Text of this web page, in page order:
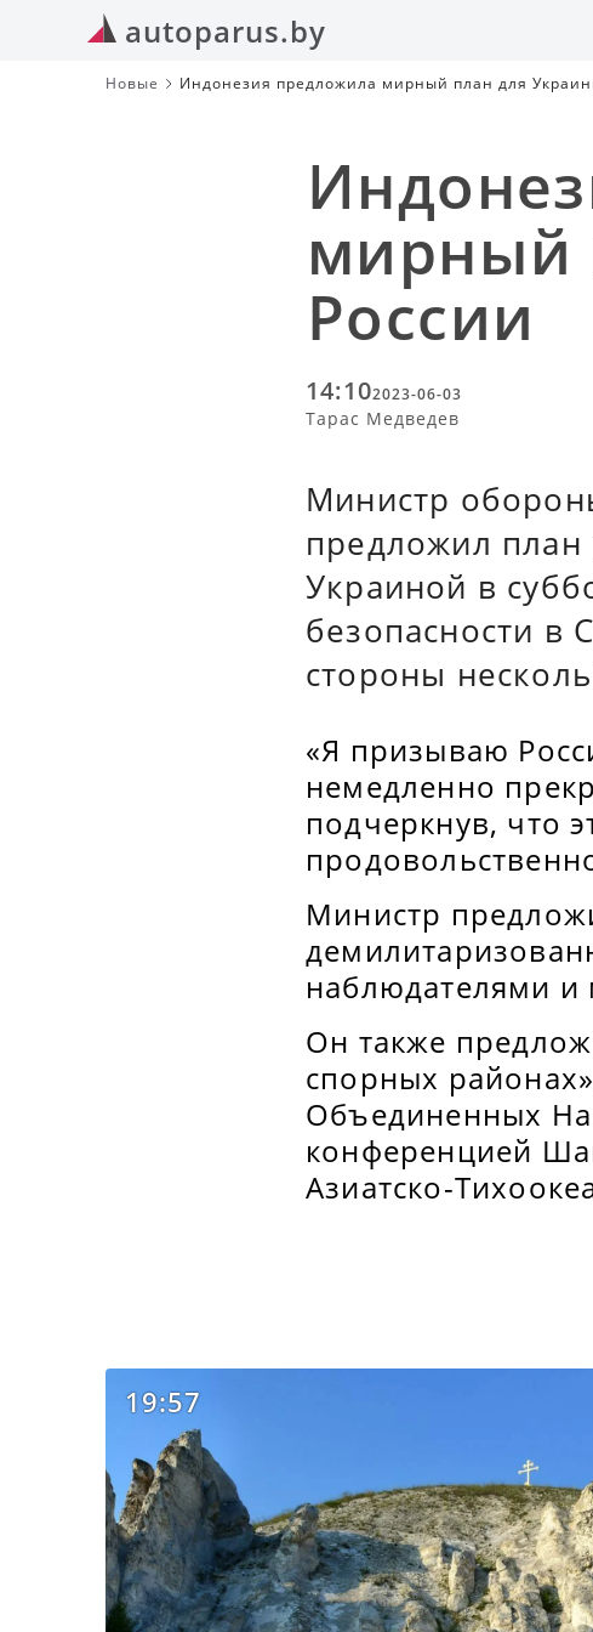
autoparus.by
Новые Индонезия предложила мирный план для
мирный
России
14:102023-06-03
Тарас Медведев
Министр
предложил
Украиной в
безопасности в
стороны
«Я призываю
немедленно
подчеркнув, что
Министр
наблюдателями
Он также
спорных
Объединенных
конференцией
Азиатско-
19:57